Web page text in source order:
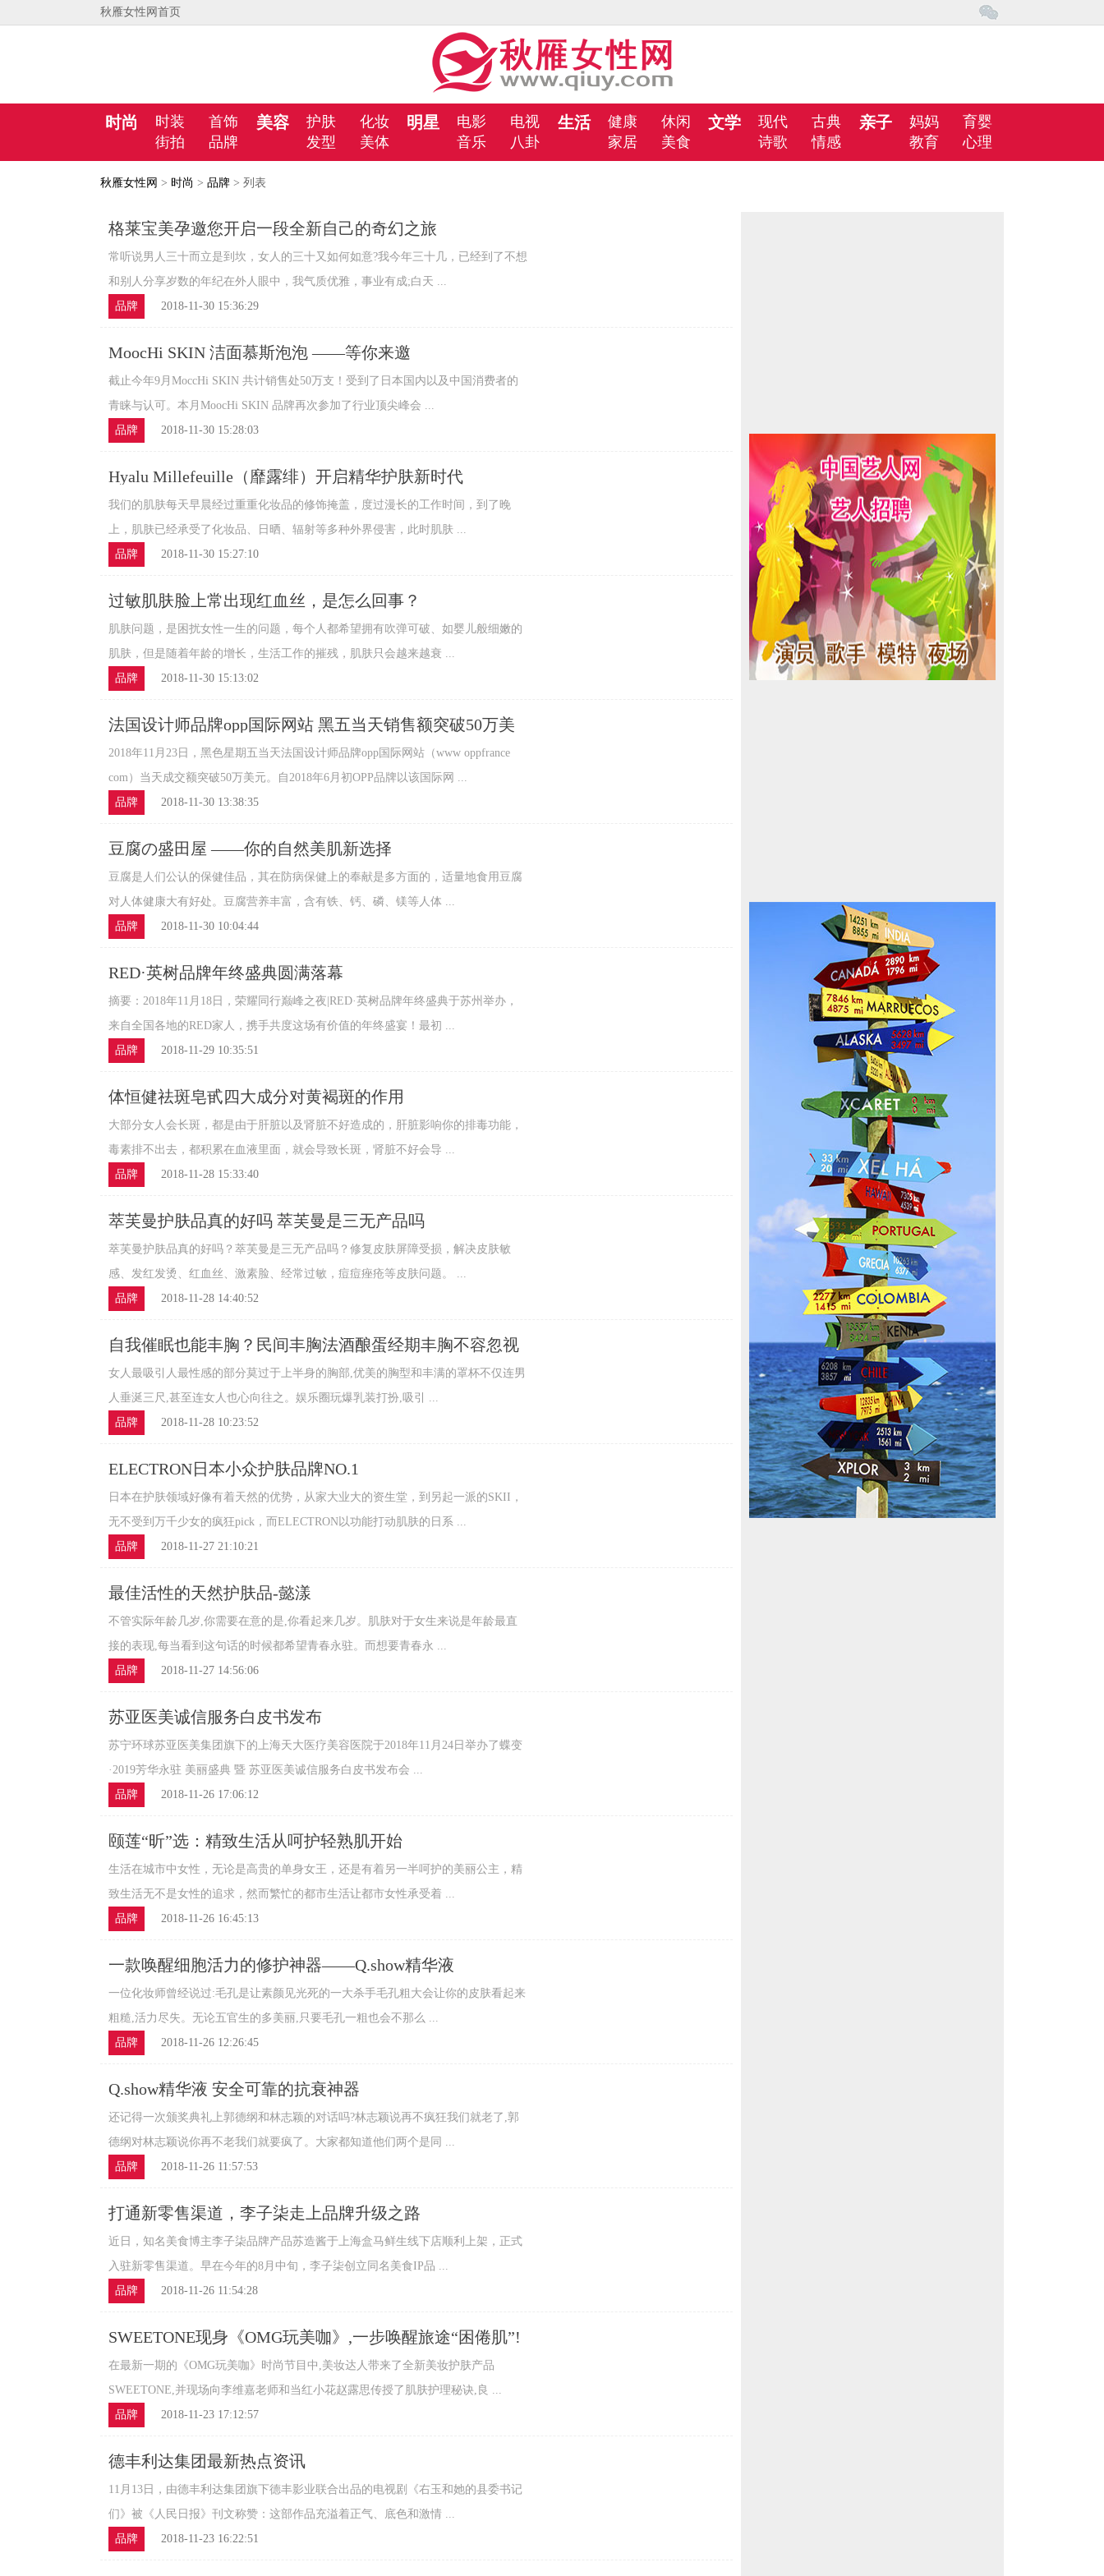
秋雁女性网首页
时尚 时装
首饰
街拍
品牌
美容 护肤
化妆
发型
美体
明星 电影
电视
音乐
八卦
生活 健康
休闲
家居
美食
文学 现代
古典
诗歌
情感
亲子 妈妈
育婴
教育
心理
秋雁女性网 > 时尚 > 品牌 > 列表
格莱宝美孕邀您开启一段全新自己的奇幻之旅
常听说男人三十而立是到坎，女人的三十又如何如意?我今年三十几，已经到了不想
和别人分享岁数的年纪在外人眼中，我气质优雅，事业有成;白天 ...
品牌
2018-11-30 15:36:29
MoocHi SKIN 洁面慕斯泡泡 ——等你来邀
截止今年9月MoccHi SKIN 共计销售处50万支！受到了日本国内以及中国消费者的
青睐与认可。本月MoocHi SKIN 品牌再次参加了行业顶尖峰会 ...
品牌
2018-11-30 15:28:03
Hyalu Millefeuille（靡露绯）开启精华护肤新时代
我们的肌肤每天早晨经过重重化妆品的修饰掩盖，度过漫长的工作时间，到了晚
上，肌肤已经承受了化妆品、日晒、辐射等多种外界侵害，此时肌肤 ...
品牌
2018-11-30 15:27:10
过敏肌肤脸上常出现红血丝，是怎么回事？
肌肤问题，是困扰女性一生的问题，每个人都希望拥有吹弹可破、如婴儿般细嫩的
肌肤，但是随着年龄的增长，生活工作的摧残，肌肤只会越来越衰 ...
品牌
2018-11-30 15:13:02
法国设计师品牌opp国际网站 黑五当天销售额突破50万美
2018年11月23日，黑色星期五当天法国设计师品牌opp国际网站（www oppfrance
com）当天成交额突破50万美元。自2018年6月初OPP品牌以该国际网 ...
品牌
2018-11-30 13:38:35
豆腐の盛田屋 ——你的自然美肌新选择
豆腐是人们公认的保健佳品，其在防病保健上的奉献是多方面的，适量地食用豆腐
对人体健康大有好处。豆腐营养丰富，含有铁、钙、磷、镁等人体 ...
品牌
2018-11-30 10:04:44
RED·英树品牌年终盛典圆满落幕
摘要：2018年11月18日，荣耀同行巅峰之夜|RED·英树品牌年终盛典于苏州举办，
来自全国各地的RED家人，携手共度这场有价值的年终盛宴！最初 ...
品牌
2018-11-29 10:35:51
体恒健祛斑皂甙四大成分对黄褐斑的作用
大部分女人会长斑，都是由于肝脏以及肾脏不好造成的，肝脏影响你的排毒功能，
毒素排不出去，都积累在血液里面，就会导致长斑，肾脏不好会导 ...
品牌
2018-11-28 15:33:40
萃芙曼护肤品真的好吗 萃芙曼是三无产品吗
萃芙曼护肤品真的好吗？萃芙曼是三无产品吗？修复皮肤屏障受损，解决皮肤敏
感、发红发烫、红血丝、激素脸、经常过敏，痘痘痤疮等皮肤问题。 ...
品牌
2018-11-28 14:40:52
自我催眠也能丰胸？民间丰胸法酒酿蛋经期丰胸不容忽视
女人最吸引人最性感的部分莫过于上半身的胸部,优美的胸型和丰满的罩杯不仅连男
人垂涎三尺,甚至连女人也心向往之。娱乐圈玩爆乳装打扮,吸引 ...
品牌
2018-11-28 10:23:52
ELECTRON日本小众护肤品牌NO.1
日本在护肤领域好像有着天然的优势，从家大业大的资生堂，到另起一派的SKII，
无不受到万千少女的疯狂pick，而ELECTRON以功能打动肌肤的日系 ...
品牌
2018-11-27 21:10:21
最佳活性的天然护肤品-懿漾
不管实际年龄几岁,你需要在意的是,你看起来几岁。肌肤对于女生来说是年龄最直
接的表现,每当看到这句话的时候都希望青春永驻。而想要青春永 ...
品牌
2018-11-27 14:56:06
苏亚医美诚信服务白皮书发布
苏宁环球苏亚医美集团旗下的上海天大医疗美容医院于2018年11月24日举办了蝶变
·2019芳华永驻 美丽盛典 暨 苏亚医美诚信服务白皮书发布会 ...
品牌
2018-11-26 17:06:12
颐莲“昕”选：精致生活从呵护轻熟肌开始
生活在城市中女性，无论是高贵的单身女王，还是有着另一半呵护的美丽公主，精
致生活无不是女性的追求，然而繁忙的都市生活让都市女性承受着 ...
品牌
2018-11-26 16:45:13
一款唤醒细胞活力的修护神器——Q.show精华液
一位化妆师曾经说过:毛孔是让素颜见光死的一大杀手毛孔粗大会让你的皮肤看起来
粗糙,活力尽失。无论五官生的多美丽,只要毛孔一粗也会不那么 ...
品牌
2018-11-26 12:26:45
Q.show精华液 安全可靠的抗衰神器
还记得一次颁奖典礼上郭德纲和林志颖的对话吗?林志颖说再不疯狂我们就老了,郭
德纲对林志颖说你再不老我们就要疯了。大家都知道他们两个是同 ...
品牌
2018-11-26 11:57:53
打通新零售渠道，李子柒走上品牌升级之路
近日，知名美食博主李子柒品牌产品苏造酱于上海盒马鲜生线下店顺利上架，正式
入驻新零售渠道。早在今年的8月中旬，李子柒创立同名美食IP品 ...
品牌
2018-11-26 11:54:28
SWEETONE现身《OMG玩美咖》,一步唤醒旅途“困倦肌”!
在最新一期的《OMG玩美咖》时尚节目中,美妆达人带来了全新美妆护肤产品
SWEETONE,并现场向李维嘉老师和当红小花赵露思传授了肌肤护理秘诀,良 ...
品牌
2018-11-23 17:12:57
德丰利达集团最新热点资讯
11月13日，由德丰利达集团旗下德丰影业联合出品的电视剧《右玉和她的县委书记
们》被《人民日报》刊文称赞：这部作品充溢着正气、底色和激情 ...
品牌
2018-11-23 16:22:51